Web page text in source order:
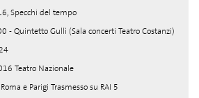
Specchi del tempo
- Quintetto Gullì (Sala concerti Teatro Costanzi)
Teatro Nazionale
e Parigi Trasmesso su RAI 5